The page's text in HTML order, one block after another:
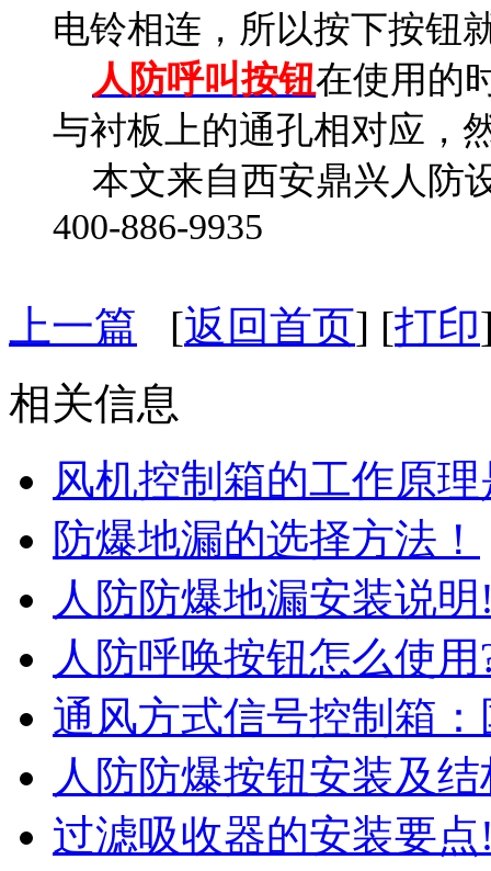
电铃相连，所以按下按钮
人防呼叫按钮在使用的
与衬板上的通孔相对应，
本文来自西安鼎兴人防
400-886-9935
上一篇 [返回首页] [打印
相关信息
风机控制箱的工作原
防爆地漏的选择方法！
人防防爆地漏安装说
人防呼唤按钮怎么使用
通风方式信号控制箱
人防防爆按钮安装及
过滤吸收器的安装要点